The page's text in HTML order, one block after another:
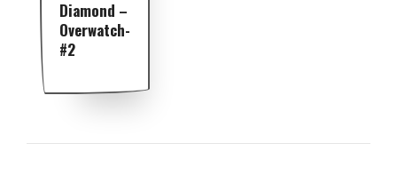
Diamond –
Overwatch-
#2